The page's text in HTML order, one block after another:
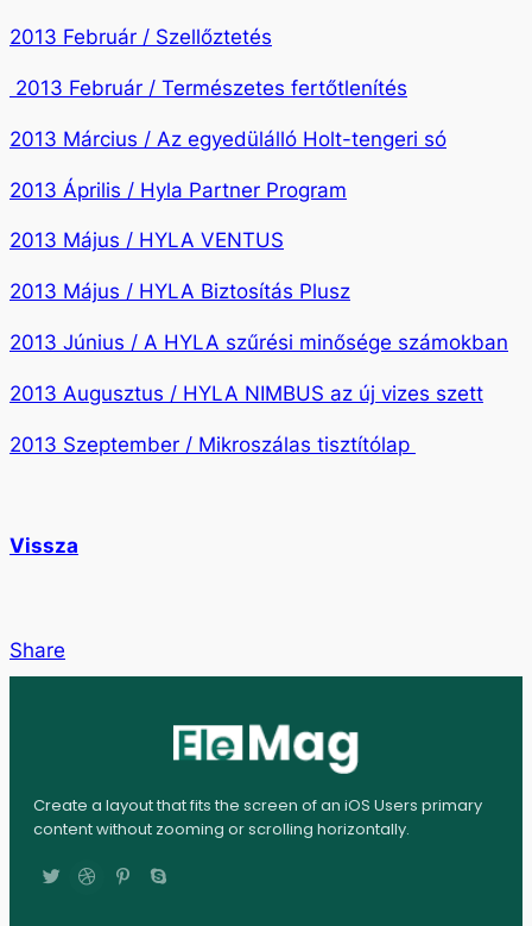
2013 Február / Szellőztetés
2013 Február / Természetes fertőtlenítés
2013 Március / Az egyedülálló Holt-tengeri só
2013 Április / Hyla Partner Program
2013 Május / HYLA VENTUS
2013 Május / HYLA Biztosítás Plusz
2013 Június / A HYLA szűrési minősége számokban
2013 Augusztus / HYLA NIMBUS az új vizes szett
2013 Szeptember / Mikroszálas tisztítólap
Vissza
Share
Create a layout that fits the screen of an iOS Users primary
content without zooming or scrolling horizontally.